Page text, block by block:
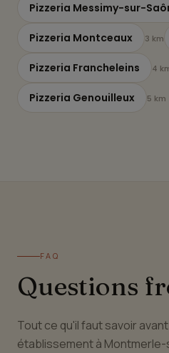
Pizzeria Messimy-sur-
Pizzeria Montceaux 3 km
Pizzeria Francheleins 4
Pizzeria Genouilleux 5 km
FAQ
Questions
Tout ce qu'il faut savoir
établissement à